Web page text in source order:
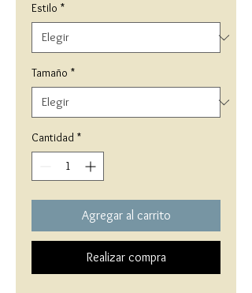
Estilo *
Tamaño *
Cantidad *
Agregar al carrito
Realizar compra